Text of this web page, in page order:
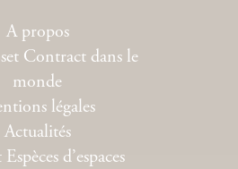
A propos
Contract dans le
monde
légales
Actualités
d’espaces